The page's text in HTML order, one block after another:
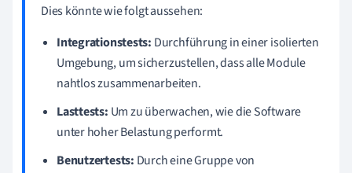
Dies könnte wie folgt aussehen:
Integrationstests: Durchführung in einer isolierten
Umgebung, um sicherzustellen, dass alle Module
nahtlos zusammenarbeiten.
Lasttests: Um zu überwachen, wie die Software
unter hoher Belastung performt.
Benutzertests: Durch eine Gruppe von